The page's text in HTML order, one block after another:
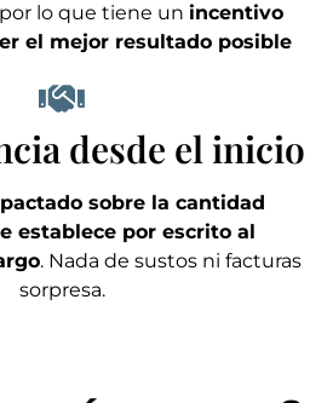
lo que tiene un incentivo
el mejor resultado posible
desde el inicio
sobre la cantidad
establece por escrito al
. Nada de sustos ni facturas
sorpresa.